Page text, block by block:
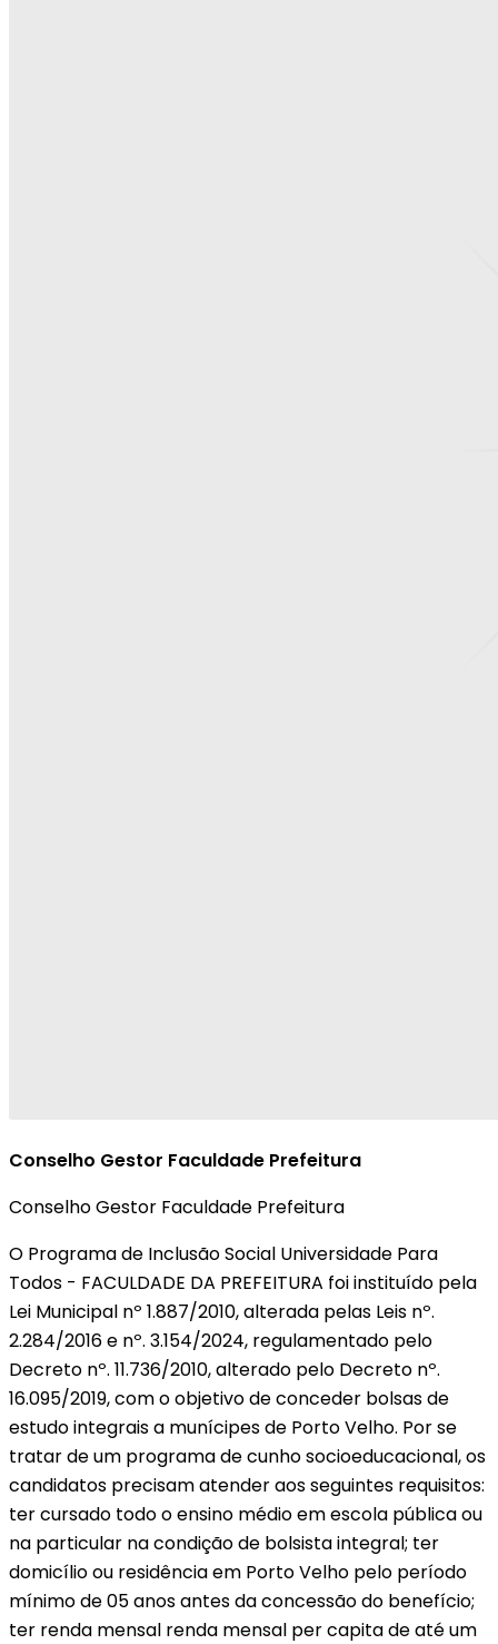
Conselho Gestor Faculdade Prefeitura
Conselho Gestor Faculdade Prefeitura
O Programa de Inclusão Social Universidade Para
Todos - FACULDADE DA PREFEITURA foi instituído pela
Lei Municipal nº 1.887/2010, alterada pelas Leis nº.
2.284/2016 e nº. 3.154/2024, regulamentado pelo
Decreto nº. 11.736/2010, alterado pelo Decreto nº.
16.095/2019, com o objetivo de conceder bolsas de
estudo integrais a munícipes de Porto Velho. Por se
tratar de um programa de cunho socioeducacional, os
candidatos precisam atender aos seguintes requisitos:
ter cursado todo o ensino médio em escola pública ou
na particular na condição de bolsista integral; ter
domicílio ou residência em Porto Velho pelo período
mínimo de 05 anos antes da concessão do benefício;
ter renda mensal renda mensal per capita de até um